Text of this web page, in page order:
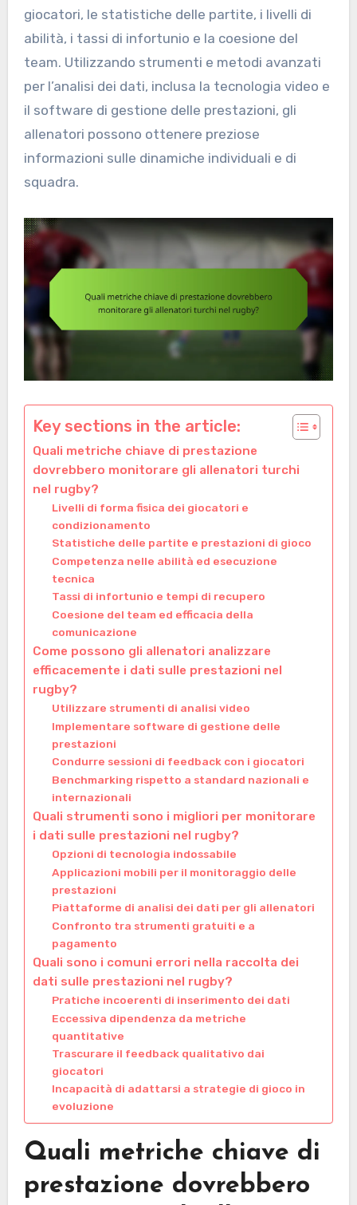
giocatori, le statistiche delle partite, i livelli di
abilità, i tassi di infortunio e la coesione del
team. Utilizzando strumenti e metodi avanzati
per l’analisi dei dati, inclusa la tecnologia video e
il software di gestione delle prestazioni, gli
allenatori possono ottenere preziose
informazioni sulle dinamiche individuali e di
squadra.
Key sections in the article:
Quali metriche chiave di prestazione
dovrebbero monitorare gli allenatori turchi
nel rugby?
Livelli di forma fisica dei giocatori e
condizionamento
Statistiche delle partite e prestazioni di gioco
Competenza nelle abilità ed esecuzione
tecnica
Tassi di infortunio e tempi di recupero
Coesione del team ed efficacia della
comunicazione
Come possono gli allenatori analizzare
efficacemente i dati sulle prestazioni nel
rugby?
Utilizzare strumenti di analisi video
Implementare software di gestione delle
prestazioni
Condurre sessioni di feedback con i giocatori
Benchmarking rispetto a standard nazionali e
internazionali
Quali strumenti sono i migliori per monitorare
i dati sulle prestazioni nel rugby?
Opzioni di tecnologia indossabile
Applicazioni mobili per il monitoraggio delle
prestazioni
Piattaforme di analisi dei dati per gli allenatori
Confronto tra strumenti gratuiti e a
pagamento
Quali sono i comuni errori nella raccolta dei
dati sulle prestazioni nel rugby?
Pratiche incoerenti di inserimento dei dati
Eccessiva dipendenza da metriche
quantitative
Trascurare il feedback qualitativo dai
giocatori
Incapacità di adattarsi a strategie di gioco in
evoluzione
Quali metriche chiave di
prestazione dovrebbero